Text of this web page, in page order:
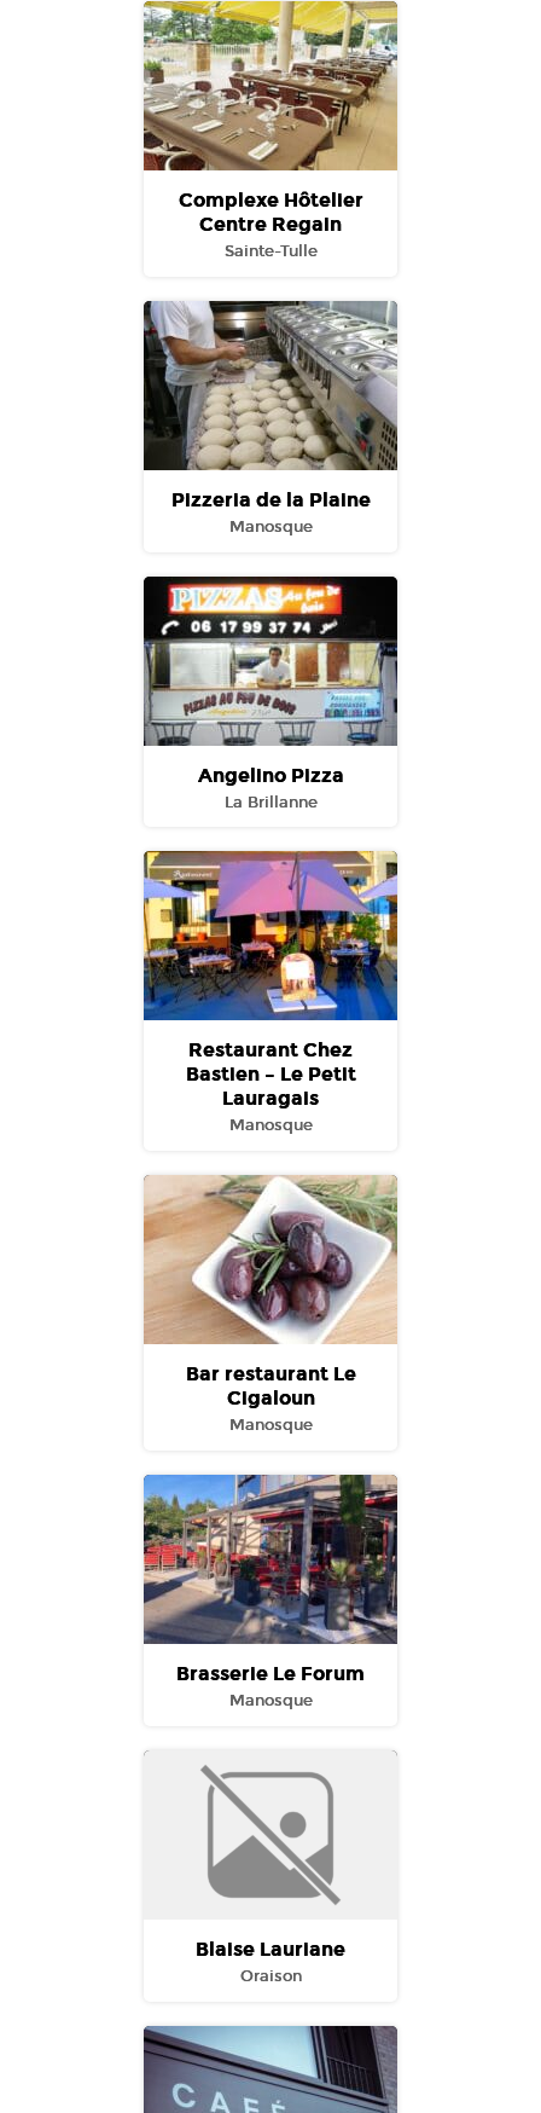
Complexe Hôtelier
Centre Regain
Sainte-Tulle
Pizzeria de la Plaine
Manosque
Angelino Pizza
La Brillanne
Restaurant Chez
Bastien – Le Petit
Lauragais
Manosque
Bar restaurant Le
Cigaloun
Manosque
Brasserie Le Forum
Manosque
Blaise Lauriane
Oraison